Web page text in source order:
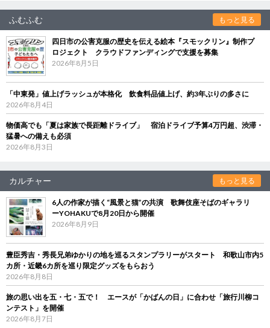
ふむふむ もっと見る
四日市の公害克服の歴史を伝える絵本『スモックリン』制作プ
ロジェクト クラウドファンディングで支援を募集
2026年8月5日
「中東発」値上げラッシュが本格化 飲食料品値上げ、約3年ぶりの多さに
2026年8月4日
物価高でも「夏は家族で長距離ドライブ」 宿泊ドライブ予算4万円超、渋滞・
猛暑への備えも必須
2026年8月3日
カルチャー もっと見る
6人の作家が描く“風景と猫”の共演 歌舞伎座そばのギャラリ
ーYOHAKUで8月20日から開催
2026年8月9日
豊臣秀吉・秀長兄弟ゆかりの地を巡るスタンプラリーがスタート 和歌山市内5
カ所・近畿6カ所を巡り限定グッズをもらおう
2026年8月8日
旅の思い出を五・七・五で！ エースが「かばんの日」に合わせ「旅行川柳コ
ンテスト」を開催
2026年8月7日